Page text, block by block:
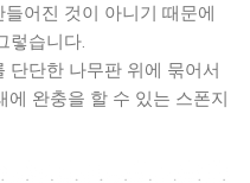
어진 것이 아니기 때문에
렇습니다.
단단한 나무판 위에 묶어서
에 완충을 할 수 있는 스폰지